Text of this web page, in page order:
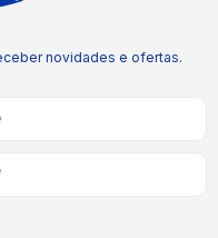
novidades e ofertas.